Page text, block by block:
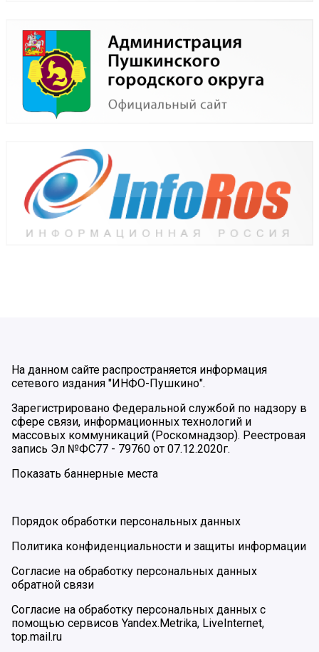
На данном сайте распространяется информация
сетевого издания "ИНФО-Пушкино".
Зарегистрировано Федеральной службой по надзору в
сфере связи, информационных технологий и
массовых коммуникаций (Роскомнадзор). Реестровая
запись Эл №ФС77 - 79760 от 07.12.2020г.
Показать баннерные места
Порядок обработки персональных данных
Политика конфиденциальности и защиты информации
Согласие на обработку персональных данных
обратной связи
Согласие на обработку персональных данных с
помощью сервисов Yandex.Metrika, LiveInternet,
top.mail.ru